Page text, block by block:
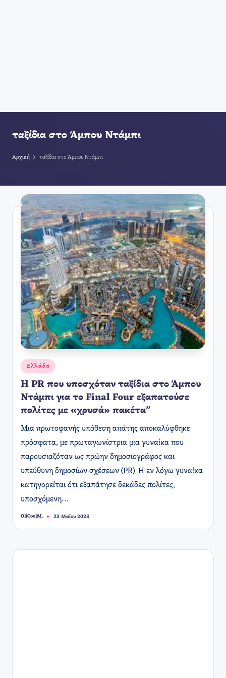
ταξίδια στο Άμπου Ντάμπι
Αρχική ταξίδια στο Άμπου Ντάμπι
Αναρτήθηκε
σε
Ελλάδα
Η PR που υποσχόταν ταξίδια στο Άμπου
Ντάμπι για το Final Four εξαπατούσε
πολίτες με «χρυσά» πακέτα”
Μια πρωτοφανής υπόθεση απάτης αποκαλύφθηκε
πρόσφατα, με πρωταγωνίστρια μια γυναίκα που
παρουσιαζόταν ως πρώην δημοσιογράφος και
υπεύθυνη δημοσίων σχέσεων (PR). Η εν λόγω γυναίκα
κατηγορείται ότι εξαπάτησε δεκάδες πολίτες,
υποσχόμενη…
Συγγραφέας:
OliCoolM. 23 Μαΐου 2025